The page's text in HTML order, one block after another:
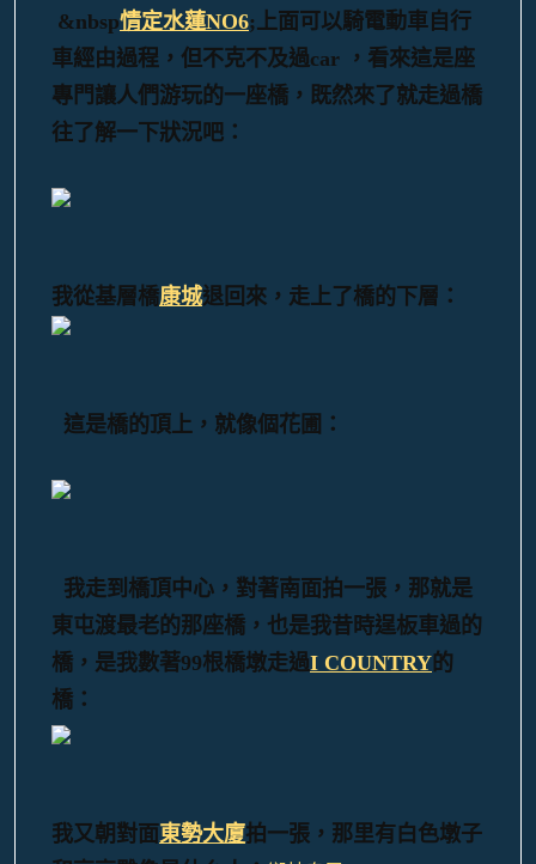
&nbsp情定水蓮NO6;上面可以騎電動車自行
車經由過程，但不克不及過car ，看來這是座
專門讓人們游玩的一座橋，既然來了就走過橋
往了解一下狀況吧：
我從基層橋康城退回來，走上了橋的下層：
這是橋的頂上，就像個花圃：
我走到橋頂中心，對著南面拍一張，那就是
東屯渡最老的那座橋，也是我昔時逞板車過的
橋，是我數著99根橋墩走過I COUNTRY的
橋：
我又朝對面東勢大廈拍一張，那里有白色墩子